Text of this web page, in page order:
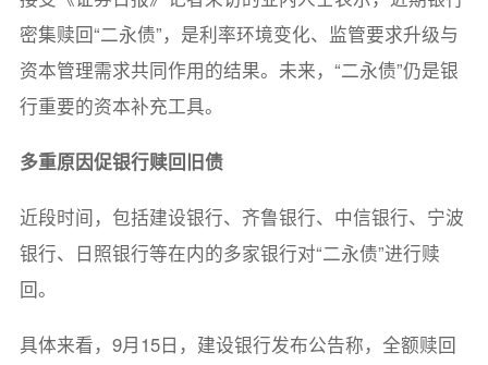
密集赎回“二永债”，是利率环境变化、监管要求升级与
资本管理需求共同作用的结果。未来，“二永债”仍是银
行重要的资本补充工具。
多重原因促银行赎回旧债
近段时间，包括建设银行、齐鲁银行、中信银行、宁波
银行、日照银行等在内的多家银行对“二永债”进行赎
回。
具体来看，9月15日，建设银行发布公告称，全额赎回